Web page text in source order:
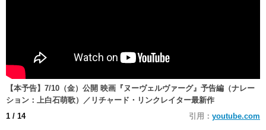
【本予告】7/10（金）公開 映画『ヌーヴェルヴァーグ』予告編（ナレー
ション：上白石萌歌）／リチャード・リンクレイター最新作
1 / 14 引用： youtube.com